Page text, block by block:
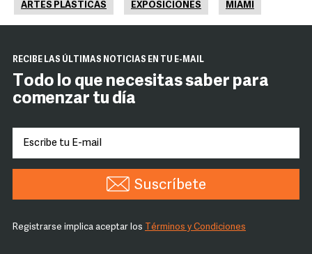
ARTES PLÁSTICAS EXPOSICIONES MIAMI
RECIBE LAS ÚLTIMAS NOTICIAS EN TU E-MAIL
Todo lo que necesitas saber para
comenzar tu día
Suscríbete
Registrarse implica aceptar los Términos y Condiciones